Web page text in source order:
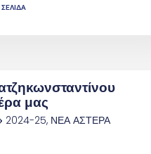
μας
2024-25, ΝΕΑ ΑΣΤΕΡΑ